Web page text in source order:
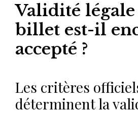
Validité
billet est-il
accepté ?
Les critères
déterminent la